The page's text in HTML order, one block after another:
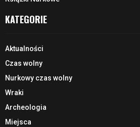
KATEGORIE
Aktualności
Czas wolny
Nurkowy czas wolny
Wraki
Archeologia
Miejsca